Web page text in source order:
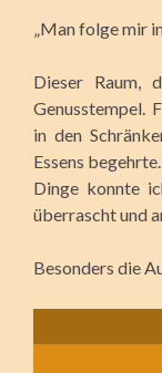
„Man folge mir
Dieser Raum,
Genusstempel.
in den
Essens
Dinge konnte
überrascht und
Besonders die